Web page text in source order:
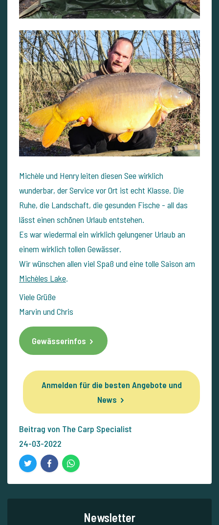
Michèle und Henry leiten diesen See wirklich
wunderbar, der Service vor Ort ist echt Klasse. Die
Ruhe, die Landschaft, die gesunden Fische - all das
lässt einen schönen Urlaub entstehen.
Es war wiedermal ein wirklich gelungener Urlaub an
einem wirklich tollen Gewässer.
Wir wünschen allen viel Spaß und eine tolle Saison am
Michèles Lake.
Viele Grüße
Marvin und Chris
Gewässerinfos
Anmelden für die besten Angebote und
News
Beitrag von The Carp Specialist
24-03-2022
Newsletter